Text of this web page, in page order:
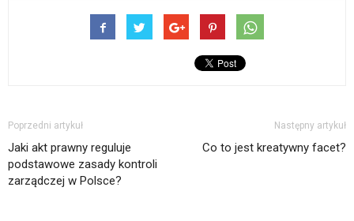
Poprzedni artykuł
Jaki akt prawny reguluje
podstawowe zasady kontroli
zarządczej w Polsce?
Następny artykuł
Co to jest kreatywny facet?